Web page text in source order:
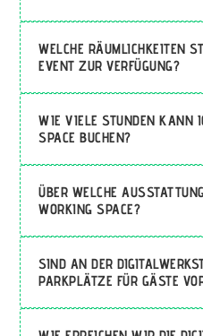
WELCHE RÄUMLICHKEITEN
EVENT ZUR VERFÜGUNG?
WIE VIELE STUNDEN KANN
SPACE BUCHEN?
ÜBER WELCHE
WORKING SPACE?
SIND AN DER
PARKPLÄTZE FÜR GÄSTE